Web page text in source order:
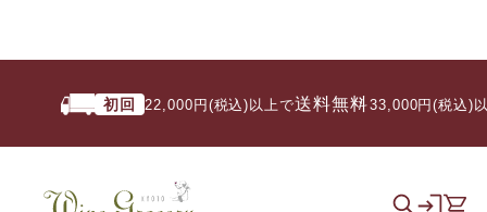
初回 22,000円(税込)以上で送料無料/ 33,000円(税込)以